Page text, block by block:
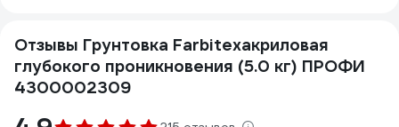
Отзывы Грунтовка Farbitexакриловая
глубокого проникновения (5.0 кг) ПРОФИ
4300002309